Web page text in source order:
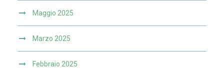
Maggio 2025
Marzo 2025
Febbraio 2025